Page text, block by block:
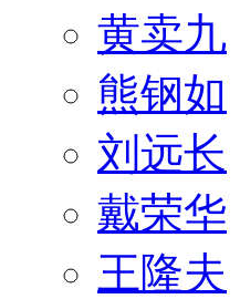
黄卖九
熊钢如
刘远长
戴荣华
王隆夫